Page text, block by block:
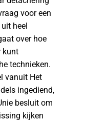
voor een
heel
over hoe
kunt
technieken.
vanuit Het
ingediend,
besluit om
kijken